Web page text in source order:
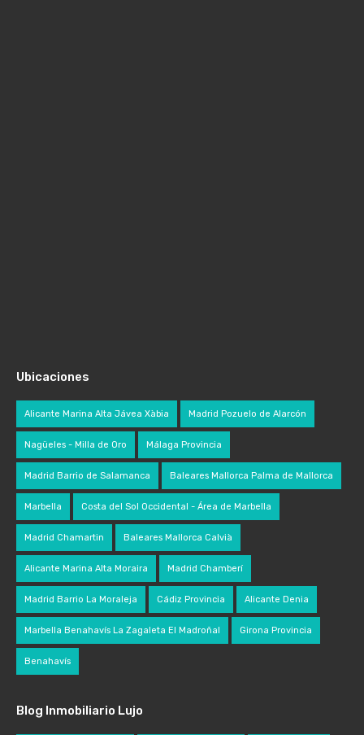
Ubicaciones
Alicante Marina Alta Jávea Xàbia Madrid Pozuelo de Alarcón
Nagüeles - Milla de Oro Málaga Provincia
Madrid Barrio de Salamanca Baleares Mallorca Palma de Mallorca
Marbella Costa del Sol Occidental - Área de Marbella
Madrid Chamartin Baleares Mallorca Calvià
Alicante Marina Alta Moraira Madrid Chamberí
Madrid Barrio La Moraleja Cádiz Provincia Alicante Denia
Marbella Benahavís La Zagaleta El Madroñal Girona Provincia
Benahavís
Blog Inmobiliario Lujo